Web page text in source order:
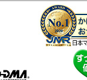
ー！】
記事をお届けします。